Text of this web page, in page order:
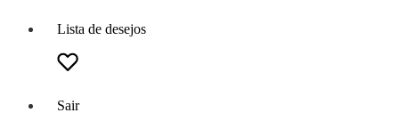
Lista de desejos
Sair